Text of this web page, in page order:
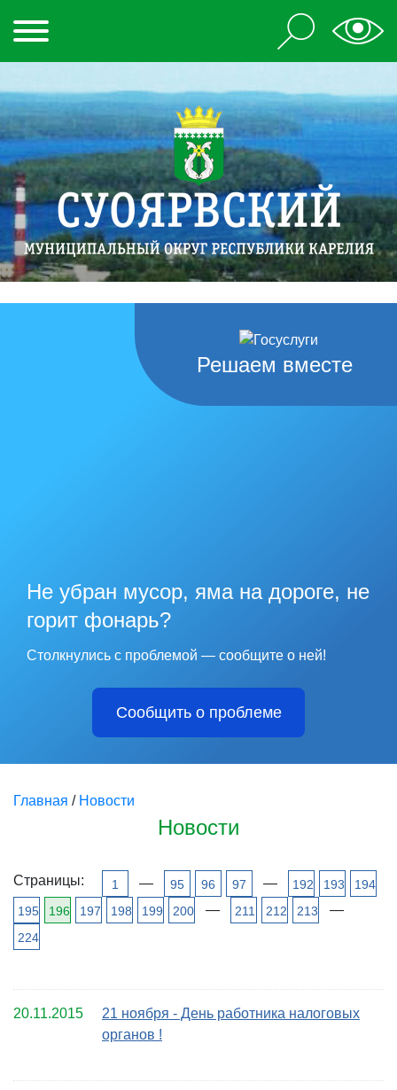
Решаем вместе
Не убран мусор, яма на дороге, не
горит фонарь?
Столкнулись с проблемой — сообщите о ней!
Сообщить о проблеме
Главная / Новости
Новости
Страницы: 1 — 95 96 97 — 192 193
194
195
196 197 198 199 200 — 211 212 213 —
224
20.11.2015
21 ноября - День работника налоговых
органов !